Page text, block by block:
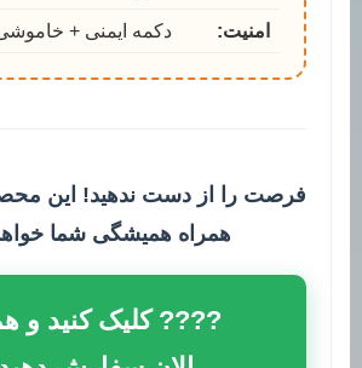
امنیت: دکمه ایمنی + خاموشی
فرصت را از دست ندهید! این
همراه همیشگی شما
???? کلیک کنید و